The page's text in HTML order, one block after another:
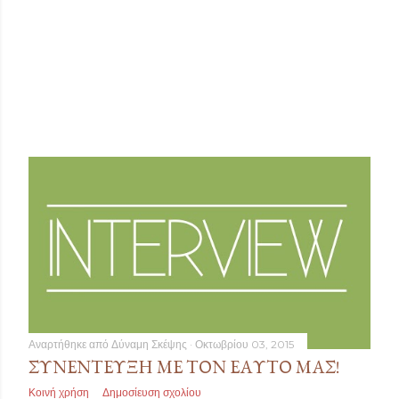
Αναρτήθηκε από Δύναμη Σκέψης Οκτωβρίου 03, 2015
ΣΥΝΈΝΤΕΥΞΗ ΜΕ ΤΟΝ ΕΑΥΤΌ ΜΑΣ!
Κοινή χρήση Δημοσίευση σχολίου